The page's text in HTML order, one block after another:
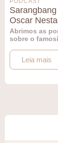
Oscar
Abrimos as
sobre o
Leia mais